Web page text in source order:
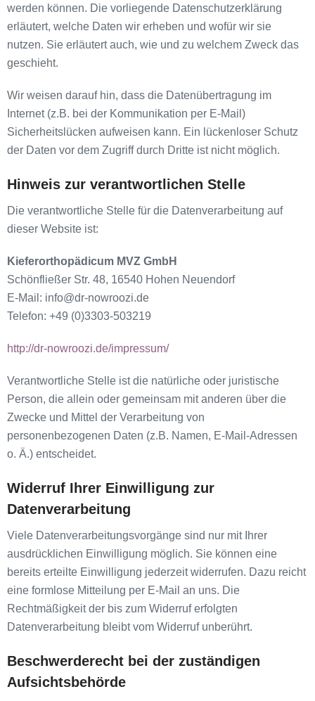
werden können. Die vorliegende Datenschutzerklärung
erläutert, welche Daten wir erheben und wofür wir sie
nutzen. Sie erläutert auch, wie und zu welchem Zweck das
geschieht.
Wir weisen darauf hin, dass die Datenübertragung im
Internet (z.B. bei der Kommunikation per E-Mail)
Sicherheitslücken aufweisen kann. Ein lückenloser Schutz
der Daten vor dem Zugriff durch Dritte ist nicht möglich.
Hinweis zur verantwortlichen Stelle
Die verantwortliche Stelle für die Datenverarbeitung auf
dieser Website ist:
Kieferorthopädicum MVZ GmbH
Schönfließer Str. 48, 16540 Hohen Neuendorf
E-Mail: info@dr-nowroozi.de
Telefon: +49 (0)3303-503219
http://dr-nowroozi.de/impressum/
Verantwortliche Stelle ist die natürliche oder juristische
Person, die allein oder gemeinsam mit anderen über die
Zwecke und Mittel der Verarbeitung von
personenbezogenen Daten (z.B. Namen, E-Mail-Adressen
o. Ä.) entscheidet.
Widerruf Ihrer Einwilligung zur
Datenverarbeitung
Viele Datenverarbeitungsvorgänge sind nur mit Ihrer
ausdrücklichen Einwilligung möglich. Sie können eine
bereits erteilte Einwilligung jederzeit widerrufen. Dazu reicht
eine formlose Mitteilung per E-Mail an uns. Die
Rechtmäßigkeit der bis zum Widerruf erfolgten
Datenverarbeitung bleibt vom Widerruf unberührt.
Beschwerderecht bei der zuständigen
Aufsichtsbehörde